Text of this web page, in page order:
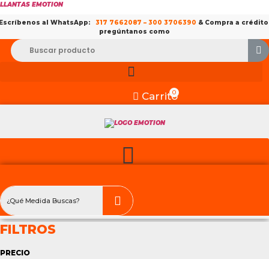
LLANTAS EMOTION
al WhatsApp: 317 7662087 – 300 3706390 & Compra a
pregúntanos como
0
Carrito
FILTROS
PRECIO